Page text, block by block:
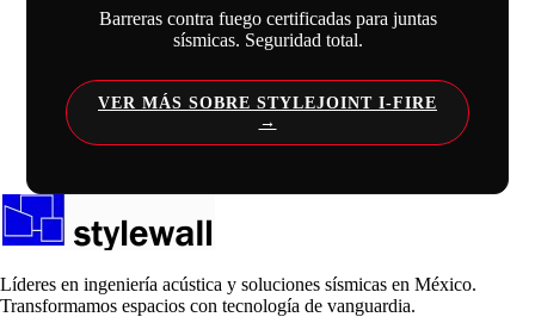
Barreras contra fuego certificadas para juntas
sísmicas. Seguridad total.
VER MÁS SOBRE STYLEJOINT I-FIRE
Líderes en ingeniería acústica y soluciones sísmicas en México.
Transformamos espacios con tecnología de vanguardia.